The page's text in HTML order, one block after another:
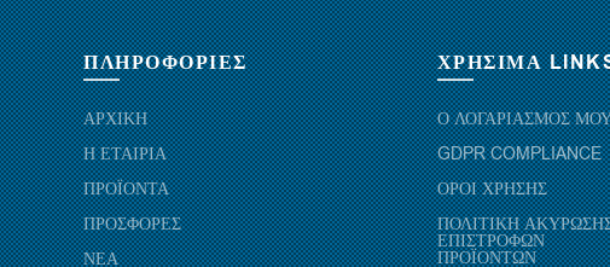
ΠΛΗΡΟΦΟΡΙΕΣ
ΑΡΧΙΚΗ
Η ΕΤΑΙΡΙΑ
ΠΡΟΪΟΝΤΑ
ΠΡΟΣΦΟΡΕΣ
ΝΕΑ
ΧΡΗΣΙΜΑ
Ο ΛΟΓΑΡΙΑΣΜΟΣ
GDPR COMPLIANCE
ΟΡΟΙ ΧΡΗΣΗΣ
ΠΟΛΙΤΙΚΗ
ΕΠΙΣΤΡΟΦΩΝ
ΠΡΟΪΟΝΤΩΝ